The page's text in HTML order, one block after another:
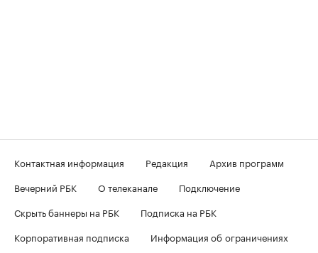
Контактная информация Редакция
Архив программ
Вечерний РБК
О телеканале
Подключение
Скрыть баннеры на РБК
Подписка на РБК
Корпоративная подписка
Информация об ограничениях